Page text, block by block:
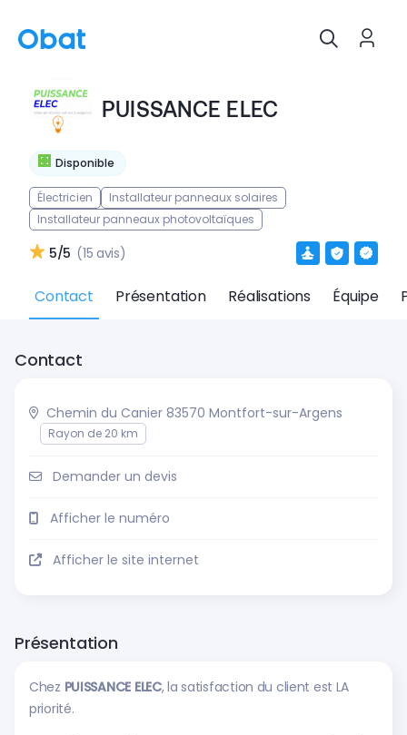
Disponible
PUISSANCE ELEC
Électricien
Installateur panneaux solaires
Installateur panneaux photovoltaïques
5/5 (15 avis)
Contact Présentation Réalisations Équipe
Contact
Chemin du Canier 83570 Montfort-sur-Argens
Rayon de 20 km
Demander un devis
Afficher le numéro
Afficher le site internet
Présentation
Chez PUISSANCE ELEC, la satisfaction du client est LA
priorité.